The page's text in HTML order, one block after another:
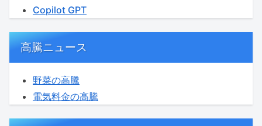
Copilot GPT
高騰ニュース
野菜の高騰
電気料金の高騰